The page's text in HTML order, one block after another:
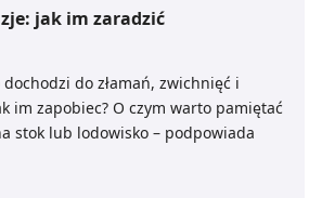
jak im zaradzić
do złamań, zwichnięć i
im zapobiec? O czym warto pamiętać
stok lub lodowisko – podpowiada